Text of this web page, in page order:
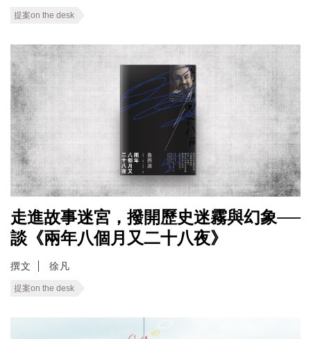
提案on the desk
走進故事迷宮，撥開歷史迷霧與幻象──
談《兩年八個月又二十八夜》
撰文 徐凡
提案on the desk